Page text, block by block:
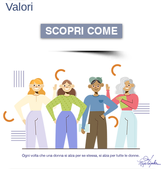
Valori
SCOPRI COME